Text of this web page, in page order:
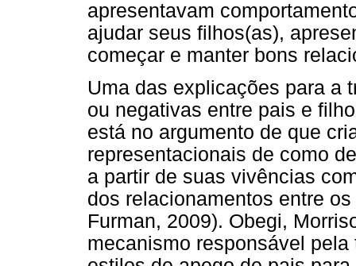
apresentavam
ajudar seus filhos(as),
começar e manter bons
Uma das explicações para a
ou negativas entre pais e
está no argumento de que
representacionais de como
a partir de suas vivências
dos relacionamentos entre
Furman, 2009). Obegi,
mecanismo responsável